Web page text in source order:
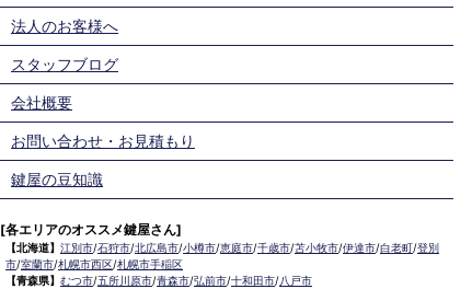
法人のお客様へ
スタッフブログ
会社概要
お問い合わせ・お見積もり
鍵屋の豆知識
[各エリアのオススメ鍵屋さん]
【北海道】 江別市/石狩市/北広島市/小樽市/恵庭市/千歳市/苫小牧市/伊達市/白老町/登別
市/室蘭市/札幌市西区/札幌市手稲区
【青森県】 むつ市/五所川原市/青森市/弘前市/十和田市/八戸市